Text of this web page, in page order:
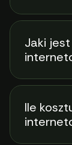
Jaki
Ile